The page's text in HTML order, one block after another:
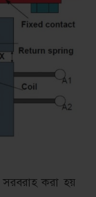
সরবরাহ করা হয়